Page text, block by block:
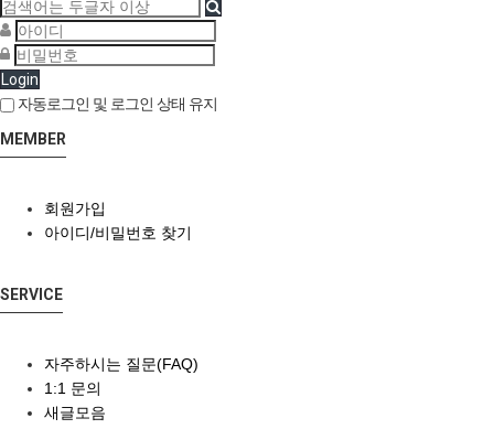
Login
자동로그인 및 로그인 상태 유지
MEMBER
회원가입
아이디/비밀번호 찾기
SERVICE
자주하시는 질문(FAQ)
1:1 문의
새글모음